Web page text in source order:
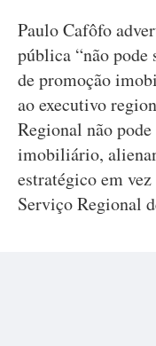
Paulo Cafôfo
pública “não
de promoção
ao executivo
Regional não
imobiliário,
estratégico em
Serviço Regional